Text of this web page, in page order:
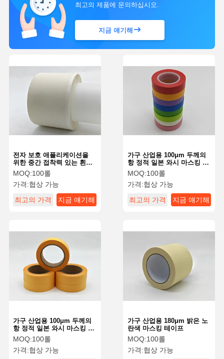
최고의 제품에 문의하십시오.
지금 얘기해
가구 산업용 100μm 두께의
항 정적 일본 와시 마스킹 테
이프
MOQ:100롤
가격:협상 가능
최고의 가격
지금 얘기해
전자 보호 애플리케이션을
위한 중간 접착력 있는 흰색
고무 마스킹 테이프
MOQ:100롤
가격:협상 가능
최고의 가격
지금 얘기해
가구 산업용 180μm 밝은 노
란색 마스킹 테이프
MOQ:100롤
가격:협상 가능
가구 산업용 100μm 두께의
항 정적 일본 와시 마스킹 테
이프
MOQ:100롤
가격:협상 가능